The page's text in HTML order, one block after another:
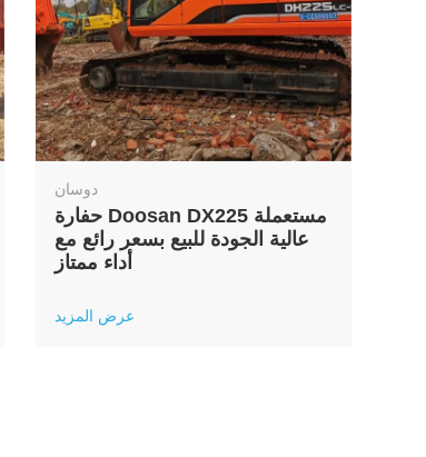
دوسان
حفارة Doosan DX225 مستعملة
عالية الجودة للبيع بسعر رائع مع
أداء ممتاز
عرض المزيد